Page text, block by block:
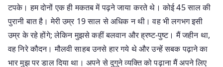
टपके। हम दोनों एक ही मकतब में पढ़ने जाया करते थे। कोई 45 साल की
पुरानी बात है। मेरी उम्र 19 साल से अधिक न थी। वह भी लगभग इसी
उम्र के रहे होंगे; लेकिन मुझसे कहीं बलवान और ह्रष्ट-पुष्ट। मैं जहीन था,
वह निरे कौदन। मौलवी साहब उनसे हार गये थे और उन्हें सबक पढ़ाने का
भार मुझ पर डाल दिया था। अपने से दुगुने व्यक्ति को पढ़ाना मैं अपने लिए